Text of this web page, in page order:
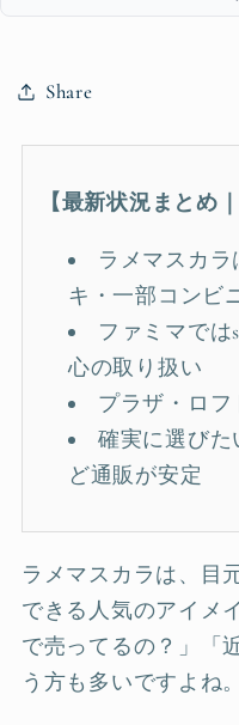
Share
【最新状況まとめ｜
ラメマスカ
キ・一部コンビ
ファミマでは
心の取り扱い
プラザ・ロ
確実に選びた
ど通販が安定
ラメマスカラは、目
できる人気のアイメ
で売ってるの？」「
う方も多いですよね。